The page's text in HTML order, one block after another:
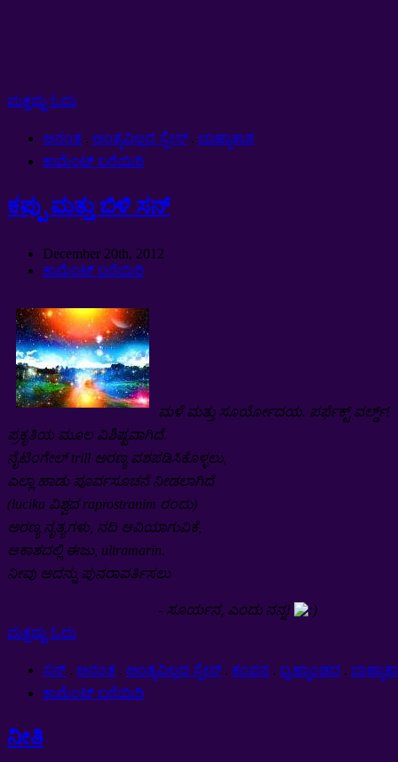
ಮತ್ತಷ್ಟು ಓದು
ಅನಂತ . ಅಂತ್ಯವಿಲ್ಲದ ಸ್ಪೇಸ್. ಬಾಹ್ಯಾಕಾಶ
ಕಾಮೆಂಟ್ ಬರೆಯಿರಿ
ಕಪ್ಪು ಮತ್ತು ಬಿಳಿ ಸನ್
December 20th, 2012
ಕಾಮೆಂಟ್ ಬರೆಯಿರಿ
ಮಳೆ ಮತ್ತು ಸೂರ್ಯೋದಯ. ಪರ್ಫೆಕ್ಟ್ ವರ್ಲ್ಡ್!
ಪ್ರಕೃತಿಯ ಮೂಲ ವಿಶಿಷ್ಟವಾಗಿದೆ.
ನೈಟಿಂಗೇಲ್ trill ಅರಣ್ಯ ವಶಪಡಿಸಿಕೊಳ್ಳಲು,
ಎಲ್ಲಾ ಹಾಡು ಪೂರ್ವಸೂಚನೆ ನೀಡಲಾಗಿದೆ
(lucika ವಿಶ್ವದ raprostranim ರಂದು)
ಅರಣ್ಯ ನೃತ್ಯಗಳು, ನದಿ ಆವಿಯಾಗುವಿಕೆ,
ಆಕಾಶದಲ್ಲಿ ಈಜು, ultramarin.
ನೀವು ಅದನ್ನು ಪುನರಾವರ್ತಿಸಲು
- ಸೂರ್ಯನ, ಎಂದು ನನ್ನ!
ಮತ್ತಷ್ಟು ಓದು
ಸನ್ . ಅನಂತ . ಅಂತ್ಯವಿಲ್ಲದ ಸ್ಪೇಸ್. ಕಂಪನ . ಬ್ರಹ್ಮಾಂಡದ .
ಕಾಮೆಂಟ್ ಬರೆಯಿರಿ
ನೀತಿ